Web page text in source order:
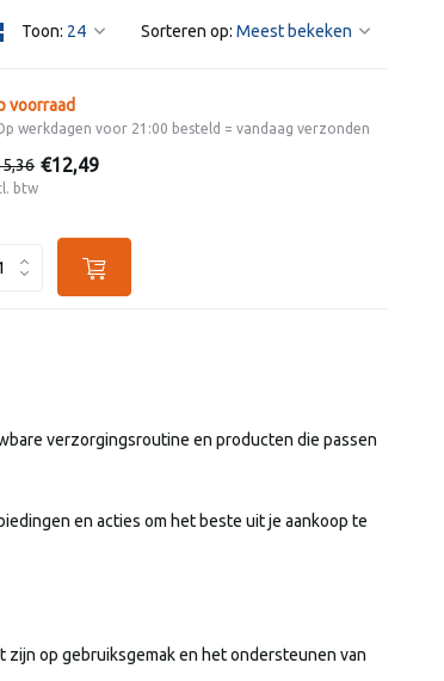
Toon: Sorteren op:
voorraad
werkdagen voor 21:00 besteld = vandaag verzonden
€12,49
btw
verzorgingsroutine en producten die passen
en acties om het beste uit je aankoop te
op gebruiksgemak en het ondersteunen van